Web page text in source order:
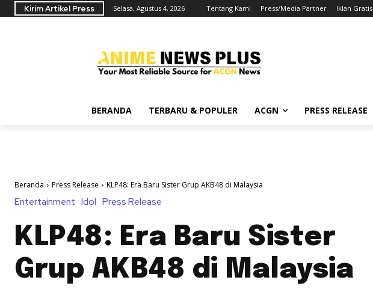
Kirim Artikel Press Selasa, Agustus 4, 2026 Tentang Kami Press/Media Partner Iklan Gratis
BERANDA TERBARU & POPULER ACGN PRESS RELEASE
Beranda Press Release KLP48: Era Baru Sister Grup AKB48 di Malaysia
Entertainment Idol Press Release
KLP48: Era Baru Sister
Grup AKB48 di Malaysia